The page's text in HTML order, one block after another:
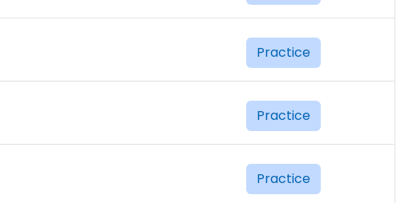
Practice
Practice
Practice